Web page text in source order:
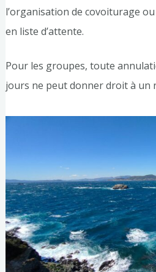
l’organisation de covoiturage
en liste d’attente.
Pour les groupes, toute
jours ne peut donner droit à un